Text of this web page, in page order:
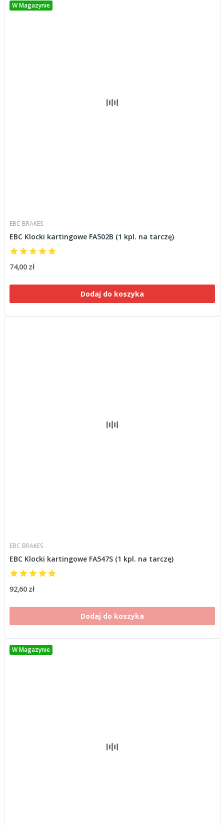
W Magazynie
EBC BRAKES
EBC Klocki kartingowe FA502B (1 kpl. na tarczę)
74,00 zł
Dodaj do koszyka
EBC BRAKES
EBC Klocki kartingowe FA547S (1 kpl. na tarczę)
92,60 zł
Dodaj do koszyka
W Magazynie